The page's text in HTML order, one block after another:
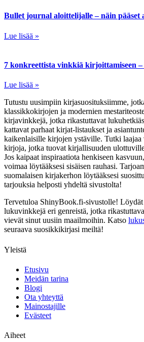
Bullet journal aloittelijalle – näin pääset
Lue lisää »
7 konkreettista vinkkiä kirjoittamiseen
Lue lisää »
Tutustu uusimpiin kirjasuosituksiimme,
klassikkokirjojen ja modernien
kirjavinkkejä, jotka rikastuttavat
kattavat parhaat kirjat-listaukset ja
kaikenlaisille kirjojen ystäville. Tutki laajaa
kirjoja, jotka tuovat kirjallisuuden
Jos kaipaat inspiraatiota henkiseen
voimaa löytääksesi sisäisen rauhasi.
suomalaisen kirjakerhon löytääksesi
tarjouksia helposti yhdeltä sivustolta!
Tervetuloa ShinyBook.fi-sivustolle!
lukuvinkkejä eri genreistä, jotka
vievät sinut uusiin maailmoihin. Katso
seuraava suosikkikirjasi meiltä!
Yleistä
Etusivu
Meidän tarina
Blogi
Ota yhteyttä
Mainostajille
Evästeet
Aiheet